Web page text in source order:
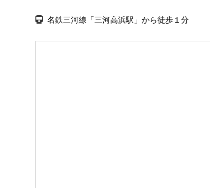
名鉄三河線「三河高浜駅」から徒歩１分